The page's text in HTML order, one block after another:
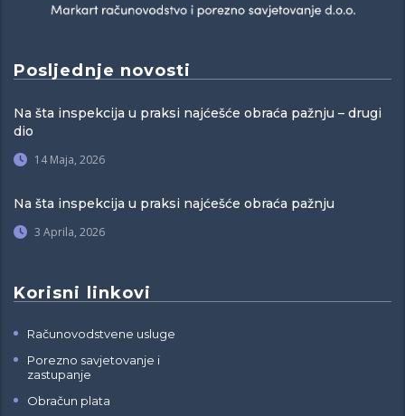
Posljednje novosti
Na šta inspekcija u praksi najćešće obraća pažnju – drugi
dio
14 Maja, 2026
Na šta inspekcija u praksi najćešće obraća pažnju
3 Aprila, 2026
Korisni linkovi
Računovodstvene usluge
Porezno savjetovanje i
zastupanje
Obračun plata